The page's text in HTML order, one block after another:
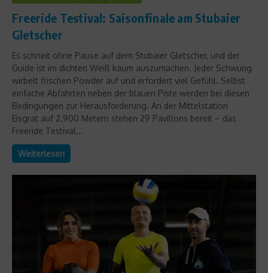
Freeride Testival: Saisonfinale am Stubaier
Gletscher
Es schneit ohne Pause auf dem Stubaier Gletscher, und der
Guide ist im dichten Weiß kaum auszumachen. Jeder Schwung
wirbelt frischen Powder auf und erfordert viel Gefühl. Selbst
einfache Abfahrten neben der blauen Piste werden bei diesen
Bedingungen zur Herausforderung. An der Mittelstation
Eisgrat auf 2.900 Metern stehen 29 Pavillons bereit – das
Freeride Testival...
Weiterlesen